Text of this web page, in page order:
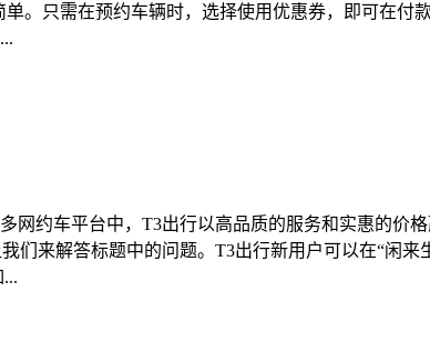
。只需在预约车辆时，选择使用优惠券，即可在付
网约车平台中，T3出行以高品质的服务和实惠的价
们来解答标题中的问题。T3出行新用户可以在“闲